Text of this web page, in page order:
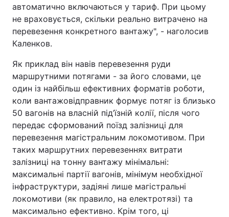
автоматично включаються у тариф. При цьому
не враховується, скільки реально витрачено на
перевезення конкретного вантажу", - наголосив
Каленков.
Як приклад він навів перевезення руди
маршрутними потягами - за його словами, це
один із найбільш ефективних форматів роботи,
коли вантажовідправник формує потяг із близько
50 вагонів на власній під’їзній колії, після чого
передає сформований поїзд залізниці для
перевезення магістральним локомотивом. При
таких маршрутних перевезеннях витрати
залізниці на тонну вантажу мінімальні:
максимальні партії вагонів, мінімум необхідної
інфраструктури, задіяні лише магістральні
локомотиви (як правило, на електротязі) та
максимально ефективно. Крім того, ці